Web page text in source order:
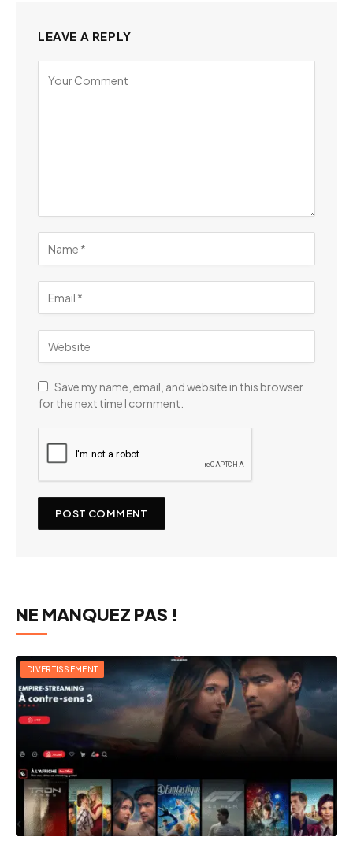
LEAVE A REPLY
Save my name, email, and website in this browser
for the next time I comment.
NE MANQUEZ PAS !
DIVERTISSEMENT